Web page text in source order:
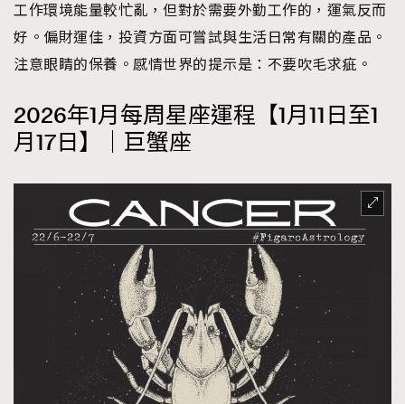
工作環境能量較忙亂，但對於需要外勤工作的，運氣反而
好。偏財運佳，投資方面可嘗試與生活日常有關的產品。
注意眼睛的保養。感情世界的提示是：不要吹毛求疵。
2026年1月每周星座運程【1月11日至1
月17日】｜巨蟹座